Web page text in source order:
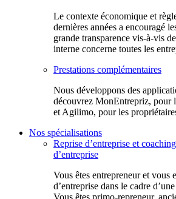
Le contexte économique et
dernières années a encouragé
grande transparence vis-à-vis
interne concerne toutes les
Prestations complémentaires
Nous développons des
découvrez MonEntrepriz, pour
et Agilimo, pour les
Nos spécialisations
Reprise d’entreprise et
d’entreprise
Vous êtes entrepreneur et vous
d’entreprise dans le cadre
Vous êtes primo-repreneur,